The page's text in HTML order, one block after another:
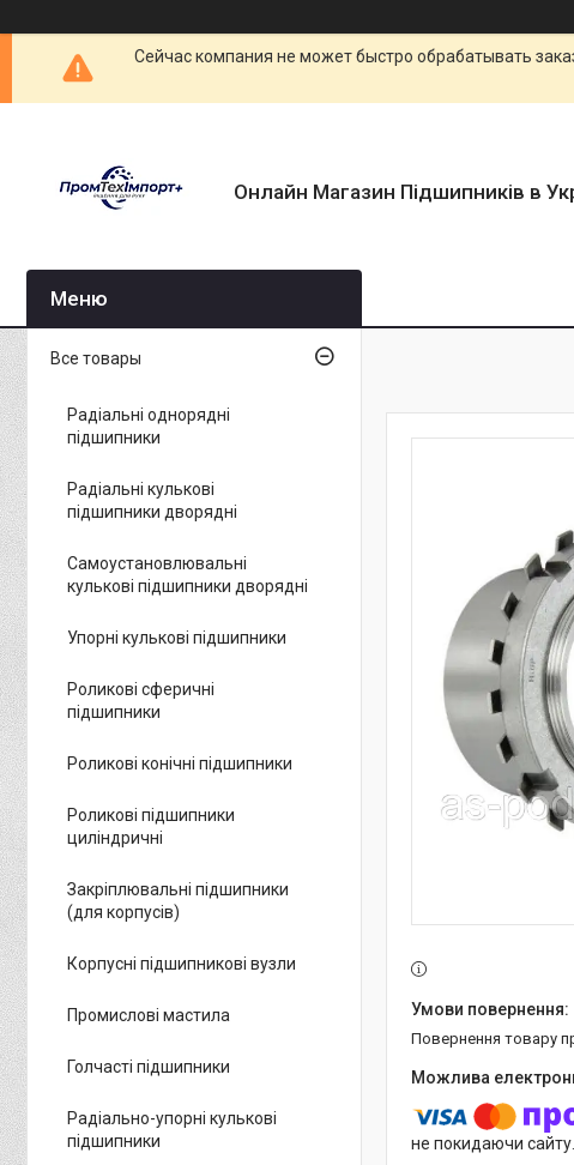
Сейчас компания не может быстро обрабатывать
Онлайн Магазин Підшипників в
повернення товару
не покидаючи сайту.
Все товары
Радіальні однорядні
підшипники
Радіальні кулькові
підшипники дворядні
Самоустановлювальні
кулькові підшипники дворядні
Упорні кулькові підшипники
Роликові сферичні
підшипники
Роликові конічні підшипники
Роликові підшипники
циліндричні
Закріплювальні підшипники
(для корпусів)
Корпусні підшипникові вузли
Промислові мастила
Голчасті підшипники
Радіально-упорні кулькові
підшипники